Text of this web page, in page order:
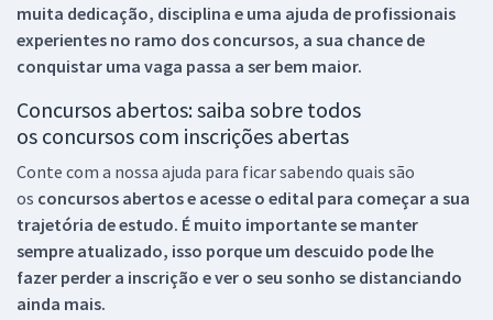
muita dedicação, disciplina e uma ajuda de profissionais
experientes no ramo dos concursos, a sua chance de
conquistar uma vaga passa a ser bem maior.
Concursos abertos: saiba sobre todos
os concursos com inscrições abertas
Conte com a nossa ajuda para ficar sabendo quais são
os concursos abertos e acesse o edital para começar a sua
trajetória de estudo. É muito importante se manter
sempre atualizado, isso porque um descuido pode lhe
fazer perder a inscrição e ver o seu sonho se distanciando
ainda mais.